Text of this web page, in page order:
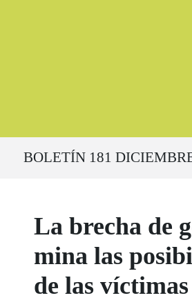
BOLETÍN 181
La brecha de
mina las
de las